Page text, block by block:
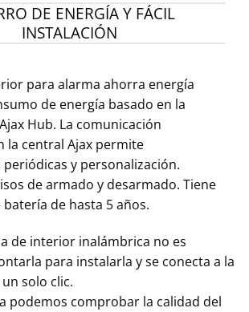
DE ENERGÍA Y FÁCIL
INSTALACIÓN
para alarma ahorra energía
de energía basado en la
Hub. La comunicación
la central Ajax permite
y personalización.
de armado y desarmado. Tiene
de hasta 5 años.
de interior inalámbrica no es
para instalarla y se conecta a la
un solo clic.
podemos comprobar la calidad del